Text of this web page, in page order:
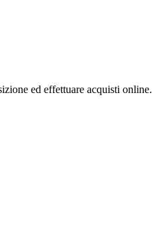
ed effettuare acquisti online.